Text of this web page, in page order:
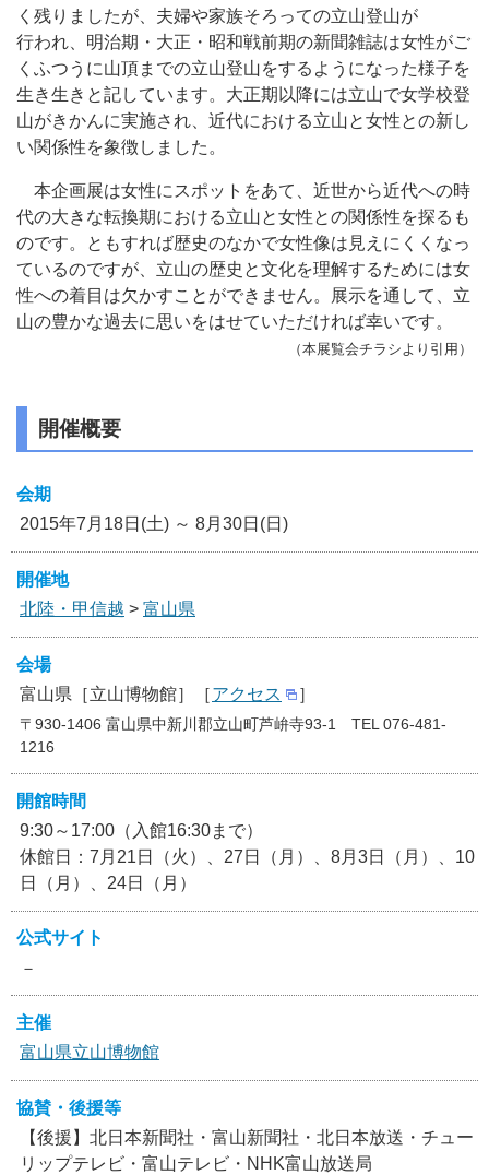
く残りましたが、夫婦や家族そろっての立山登山が
行われ、明治期・大正・昭和戦前期の新聞雑誌は女性がご
くふつうに山頂までの立山登山をするようになった様子を
生き生きと記しています。大正期以降には立山で女学校登
山がきかんに実施され、近代における立山と女性との新し
い関係性を象徴しました。
本企画展は女性にスポットをあて、近世から近代への時
代の大きな転換期における立山と女性との関係性を探るも
のです。ともすれば歴史のなかで女性像は見えにくくなっ
ているのですが、立山の歴史と文化を理解するためには女
性への着目は欠かすことができません。展示を通して、立
山の豊かな過去に思いをはせていただければ幸いです。
（本展覧会チラシより引用）
開催概要
会期
2015年7月18日(土) ～ 8月30日(日)
開催地
北陸・甲信越 > 富山県
会場
富山県［立山博物館］［アクセス ］
〒930-1406 富山県中新川郡立山町芦峅寺93-1 TEL 076-481-
1216
開館時間
9:30～17:00（入館16:30まで）
休館日：7月21日（火）、27日（月）、8月3日（月）、10
日（月）、24日（月）
公式サイト
－
主催
富山県立山博物館
協賛・後援等
【後援】北日本新聞社・富山新聞社・北日本放送・チュー
リップテレビ・富山テレビ・NHK富山放送局